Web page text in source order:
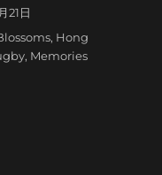
21日
, Hong
, Memories